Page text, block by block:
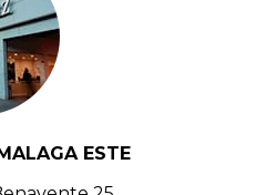
ESTE